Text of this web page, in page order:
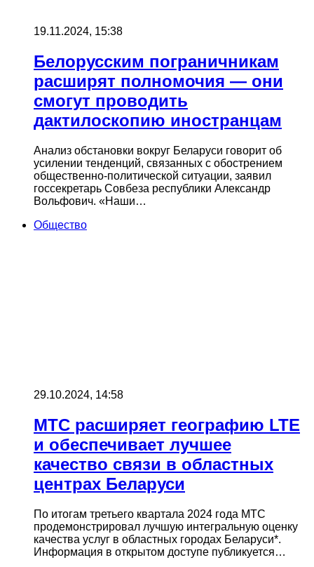
19.11.2024, 15:38
Белорусским пограничникам
расширят полномочия — они
смогут проводить
дактилоскопию иностранцам
Анализ обстановки вокруг Беларуси говорит об
усилении тенденций, связанных с обострением
общественно-политической ситуации, заявил
госсекретарь Совбеза республики Александр
Вольфович. «Наши…
Общество
29.10.2024, 14:58
МТС расширяет географию LTE
и обеспечивает лучшее
качество связи в областных
центрах Беларуси
По итогам третьего квартала 2024 года МТС
продемонстрировал лучшую интегральную оценку
качества услуг в областных городах Беларуси*.
Информация в открытом доступе публикуется…